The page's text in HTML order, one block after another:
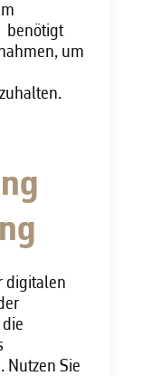
benötigt
um
digitalen
Nutzen Sie